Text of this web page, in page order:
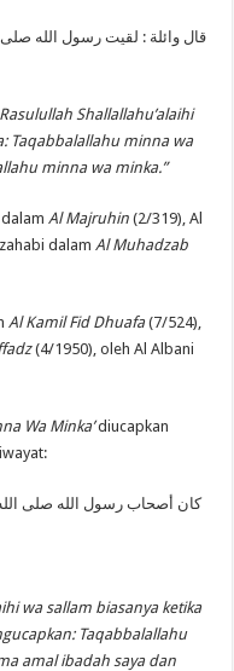
قال وائلة : لقيت رسول الله صلى
Shallallahu’alaihi
Taqabbalallahu minna wa
minna wa minka.”
dalamAl Majruhin (2/319), Al
dalamAl Muhadzab
Al Kamil Fid Dhuafa(7/524),
(4/1950), oleh Al Albani
Wa Minka’diucapkan
كان أصحاب رسول الله صلى الله
wa sallam biasanya ketika
Taqabbalallahu
amal ibadah saya dan